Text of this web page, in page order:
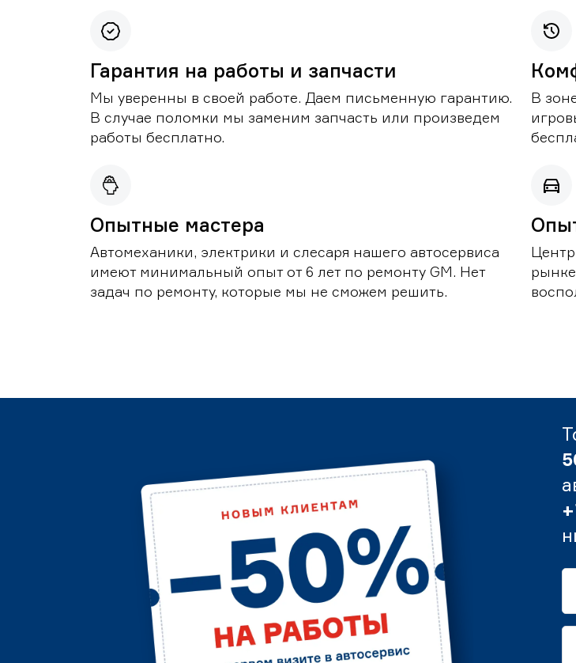
Гарантия на работы и запчасти
Мы уверенны в своей работе. Даем письменную гарантию.
В случае поломки мы заменим запчасть или произведем
работы бесплатно.
В
Опытные мастера
Автомеханики, электрики и слесаря нашего автосервиса
имеют минимальный опыт от 6 лет по ремонту GM. Нет
задач по ремонту, которые мы не сможем решить.